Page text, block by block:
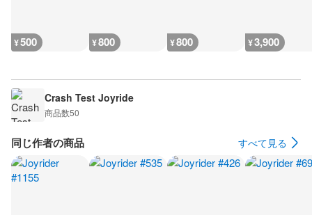
¥500 ¥800 ¥800 ¥3,900
Crash Test Joyride
商品数50
同じ作者の商品 すべて見る